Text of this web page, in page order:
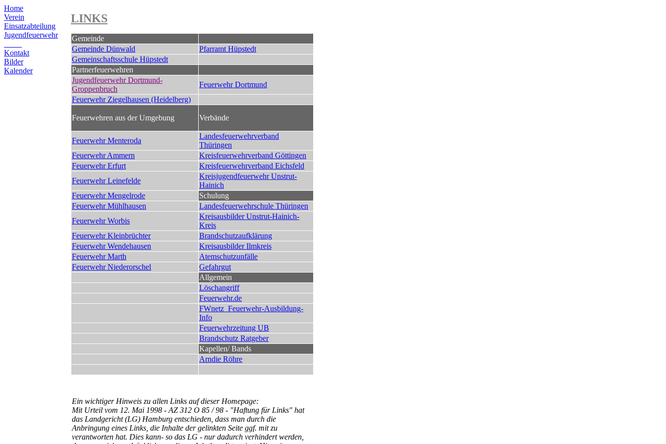
Home
Verein
Einsatzabteilung
Jugendfeuerwehr
Kontakt
Bilder
Kalender
LINKS
Gemeinde
Gemeinde Dünwald
Pfarramt Hüpstedt
Gemeinschaftsschule Hüpstedt
Partnerfeuerwehren
Jugendfeuerwehr Dortmund-
Groppenbruch
Feuerwehr Dortmund
Feuerwehr Ziegelhausen (Heidelberg)
Feuerwehren aus der Umgebung Verbände
Feuerwehr Menteroda
Landesfeuerwehrverband
Thüringen
Feuerwehr Ammern
Kreisfeuerwehrverband Göttingen
Feuerwehr Erfurt
Kreisfeuerwehrverband Eichsfeld
Feuerwehr Leinefelde
Kreisjugendfeuerwehr Unstrut-
Hainich
Feuerwehr Mengelrode
Schulung
Feuerwehr Mühlhausen
Landesfeuerwehrschule Thüringen
Feuerwehr Worbis
Kreisausbilder Unstrut-Hainich-
Kreis
Feuerwehr Kleinbrüchter
Brandschutzaufklärung
Feuerwehr Wendehausen
Kreisausbilder Ilmkreis
Feuerwehr Marth
Atemschutzunfälle
Feuerwehr Niederorschel
Gefahrgut
Allgemein
Löschangriff
Feuerwehr.de
FWnetz Feuerwehr-Ausbildung-
Info
Feuerwehrzeitung UB
Brandschutz Ratgeber
Kapellen/ Bands
Arndie Röhre
Ein wichtiger Hinweis zu allen Links auf dieser Homepage:
Mit Urteil vom 12. Mai 1998 - AZ 312 O 85 / 98 - "Haftung für Links" hat
das Landgericht (LG) Hamburg entschieden, dass man durch die
Anbringung eines Links, die Inhalte der gelinkten Seite ggf. mit zu
verantworten hat. Dies kann- so das LG - nur dadurch verhindert werden,